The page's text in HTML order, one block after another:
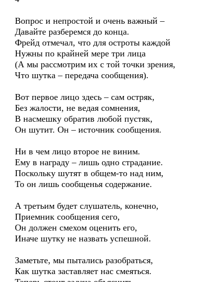
Вопрос и непростой и очень важный –
Давайте разберемся до конца.
Фрейд отмечал, что для остроты каждой
Нужны по крайней мере три лица
(А мы рассмотрим их с той точки зрения,
Что шутка – передача сообщения).
Вот первое лицо здесь – сам остряк,
Без жалости, не ведая сомнения,
В насмешку обратив любой пустяк,
Он шутит. Он – источник сообщения.
Ни в чем лицо второе не виним.
Ему в награду – лишь одно страдание.
Поскольку шутят в общем-то над ним,
То он лишь сообщенья содержание.
А третьим будет слушатель, конечно,
Приемник сообщения сего,
Он должен смехом оценить его,
Иначе шутку не назвать успешной.
Заметьте, мы пытались разобраться,
Как шутка заставляет нас смеяться.